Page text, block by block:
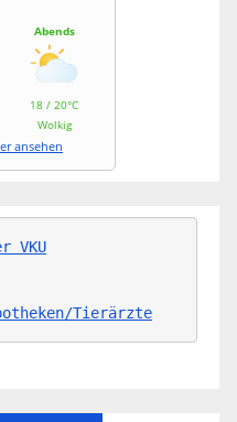
Abends
18 / 20°C
Wolkig
ansehen
VKU
Tierärzte